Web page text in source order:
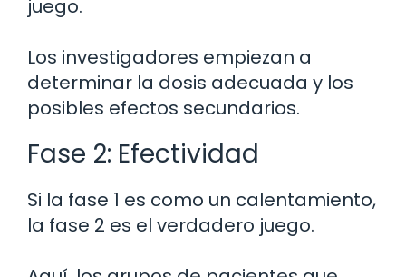
juego.
Los investigadores empiezan a
determinar la dosis adecuada y los
posibles efectos secundarios.
Fase 2: Efectividad
Si la fase 1 es como un calentamiento,
la fase 2 es el verdadero juego.